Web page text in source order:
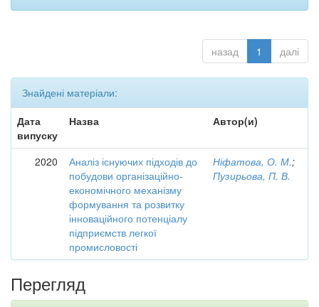
назад 1 далі
Знайдені матеріали:
Дата
випуску
Назва Автор(и)
2020
Аналіз існуючих підходів до
побудови організаційно-
економічного механізму
формування та розвитку
інноваційного потенціалу
підприємств легкої
промисловості
Ніфатова, О. М.;
Пузирьова, П. В.
Перегляд